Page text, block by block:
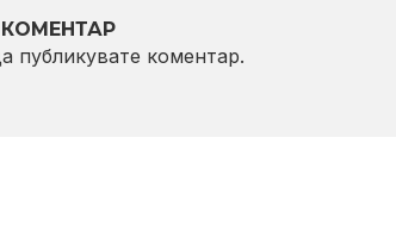
публикувате коментар.